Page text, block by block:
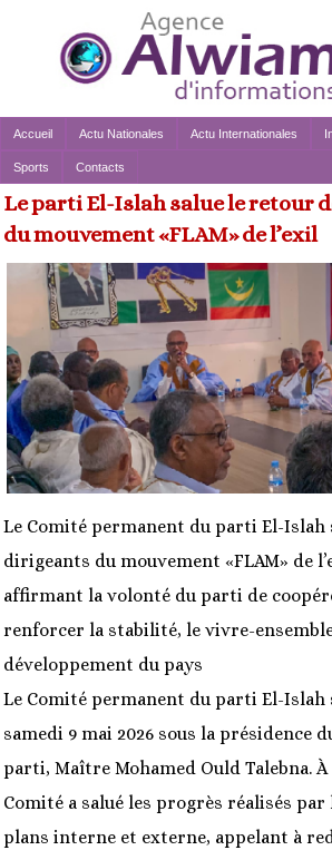
Accueil Actu Nationales Actu Internationales
Sports Contacts
Le parti El-Islah salue le retour
du mouvement «FLAM» de l’exil
Le Comité permanent du parti El-Islah
dirigeants du mouvement «FLAM» de
affirmant la volonté du parti de
renforcer la stabilité, le vivre-
développement du pays
Le Comité permanent du parti El-Islah
samedi 9 mai 2026 sous la présidence
parti, Maître Mohamed Ould Talebna.
Comité a salué les progrès réalisés
plans interne et externe, appelant à